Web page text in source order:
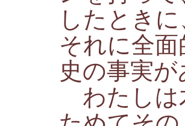
したとき
それに全
史の事実
わたしは